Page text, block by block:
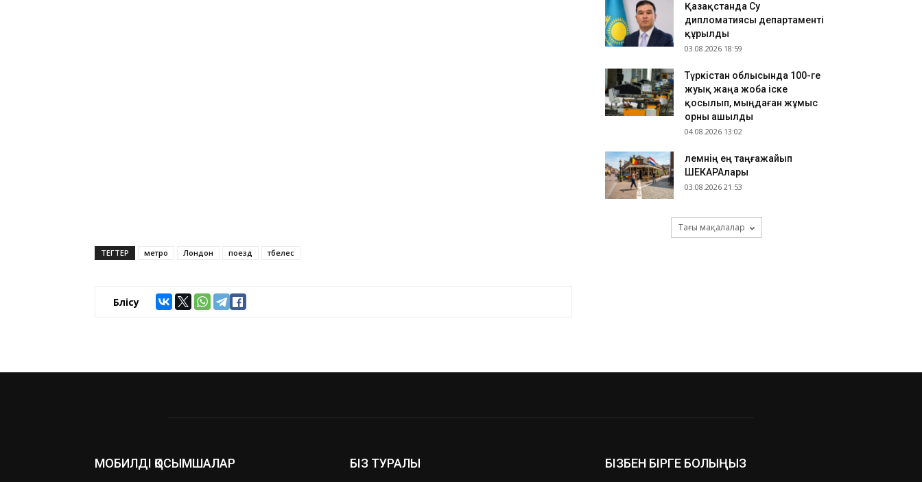
ТЕГТЕР метро Лондон поезд төбелес
Бөлісу
Қазақстанда Су
дипломатиясы департаменті
құрылды
03.08.2026 18:59
Түркістан облысында 100-ге
жуық жаңа жоба іске
қосылып, мыңдаған жұмыс
орны ашылды
04.08.2026 13:02
​Әлемнің ең таңғажайып
ШЕКАРАлары
03.08.2026 21:53
Тағы мақалалар
МОБИЛДІ ҚОСЫМШАЛАР БІЗ ТУРАЛЫ БІЗБЕН БІРГЕ БОЛЫҢЫЗ